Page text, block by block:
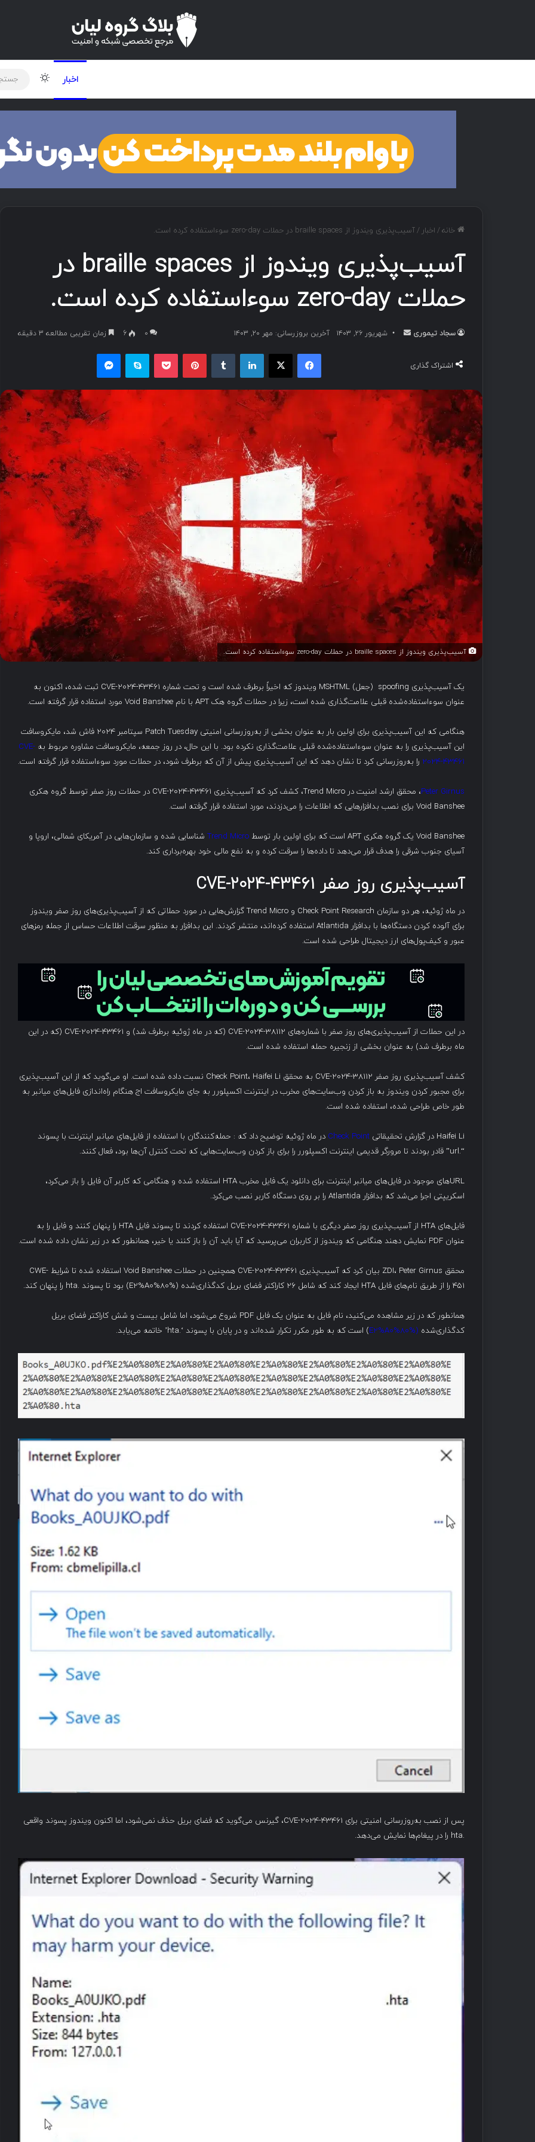
اخبار تغییر
خانه/ اخبار /آسیب‌پذیری ویندوز از braille spaces در حملات zero-day سوءاستفاده کرده است.
آسیب‌پذیری ویندوز از braille spaces در
حملات zero-day سوءاستفاده کرده است.
سجاد تیموری
ل
ی
شهریور ۲۶, ۱۴۰۳ آخرین بروزرسانی: مهر ۲۰, ۱۴۰۳ ۰ 6 زمان تقریبی مطالعه 3 دقیقه
اشتراک گذاری
فیسبوک ایکس لینکداین پینتریست پاکت اسکایپ
آسیب‌پذیری ویندوز از braille spaces در حملات zero-day سوءاستفاده کرده است.
یک آسیب‌پذیری spoofing (جعل) MSHTML ویندوز که اخیراً برطرف شده است و تحت شماره CVE-2024-43461 ثبت شده، اکنون به
عنوان سوءاستفاده‌شده قبلی علامت‌گذاری شده است، زیرا در حملات گروه هک APT با نام Void Banshee مورد استفاده قرار گرفته است.
هنگامی که این آسیب‌پذیری برای اولین بار به عنوان بخشی از به‌روزرسانی امنیتی Patch Tuesday سپتامبر ۲۰۲۴ فاش شد، مایکروسافت
این آسیب‌پذیری را به عنوان سوءاستفاده‌شده قبلی علامت‌گذاری نکرده بود. با این حال، در روز جمعه، مایکروسافت مشاوره مربوط به CVE-
2024-43461 را به‌روزرسانی کرد تا نشان دهد که این آسیب‌پذیری پیش از آن که برطرف شود، در حملات مورد سوءاستفاده قرار گرفته است.
Peter Girnus
، محقق ارشد امنیت در Trend Micro، کشف کرد که آسیب‌پذیری CVE-2024-43461 در حملات روز صفر توسط گروه هکری
Void Banshee برای نصب بدافزارهایی که اطلاعات را می‌دزدند، مورد استفاده قرار گرفته است.
Void Banshee یک گروه هکری APT است که برای اولین بار توسط Trend Micro شناسایی شده و سازمان‌هایی در آمریکای شمالی، اروپا و
آسیای جنوب شرقی را هدف قرار می‌دهد تا داده‌ها را سرقت کرده و به نفع مالی خود بهره‌برداری کند.
آسیب‌پذیری روز صفر
در ماه ژوئیه، هر دو سازمان Check Point Research و Trend Micro گزارش‌هایی در مورد حملاتی که از آسیب‌پذیری‌های روز صفر ویندوز
برای آلوده کردن دستگاه‌ها با بدافزار Atlantida استفاده کرده‌اند، منتشر کردند. این بدافزار به منظور سرقت اطلاعات حساس از جمله رمزهای
عبور و کیف‌پول‌های ارز دیجیتال طراحی شده است.
در این حملات از آسیب‌پذیری‌های روز صفر با شماره‌های CVE-2024-38112 (که در ماه ژوئیه برطرف شد) و CVE-2024-43461 (که در این
ماه برطرف شد) به عنوان بخشی از زنجیره حمله استفاده شده است.
کشف آسیب‌پذیری روز صفر CVE-2024-38112 به محقق Check Point، Haifei Li نسبت داده شده است. او می‌گوید که از این آسیب‌پذیری
برای مجبور کردن ویندوز به باز کردن وب‌سایت‌های مخرب در اینترنت اکسپلورر به جای مایکروسافت اج هنگام راه‌اندازی فایل‌های میانبر به
طور خاص طراحی شده، استفاده شده است.
Haifei Li در گزارش تحقیقاتی Check Point در ماه ژوئیه توضیح داد که : حمله‌کنندگان با استفاده از فایل‌های میانبر اینترنت با پسوند
“.url” قادر بودند تا مرورگر قدیمی اینترنت اکسپلورر را برای باز کردن وب‌سایت‌هایی که تحت کنترل آن‌ها بود، فعال کنند.
URLهای موجود در فایل‌های میانبر اینترنت برای دانلود یک فایل مخرب HTA استفاده شده و هنگامی که کاربر آن فایل را باز می‌کرد،
اسکریپتی اجرا می‌شد که بدافزار Atlantida را بر روی دستگاه کاربر نصب می‌کرد.
فایل‌های HTA از آسیب‌پذیری روز صفر دیگری با شماره CVE-2024-43461 استفاده کردند تا پسوند فایل HTA را پنهان کنند و فایل را به
عنوان PDF نمایش دهند هنگامی که ویندوز از کاربران می‌پرسید که آیا باید آن را باز کنند یا خیر، همانطور که در زیر نشان داده شده است.
محقق ZDI، Peter Girnus بیان کرد که آسیب‌پذیری CVE-2024-43461 همچنین در حملات Void Banshee استفاده شده تا شرایط CWE-
451 را از طریق نام‌های فایل HTA ایجاد کند که شامل ۲۶ کاراکتر فضای بریل کدگذاری‌شده (%E2%A0%80) بود تا پسوند .hta را پنهان کند.
همانطور که در زیر مشاهده می‌کنید، نام فایل به عنوان یک فایل PDF شروع می‌شود، اما شامل بیست و شش کاراکتر فضای بریل
کدگذاری‌شده (%E2%A0%80 ) است که به طور مکرر تکرار شده‌اند و در پایان با پسوند ‘.hta’ خاتمه می‌یابد.
پس از نصب به‌روزرسانی امنیتی برای CVE-2024-43461، گیرنس می‌گوید که فضای بریل حذف نمی‌شود، اما اکنون ویندوز پسوند واقعی
.hta را در پیغام‌ها نمایش می‌دهد.